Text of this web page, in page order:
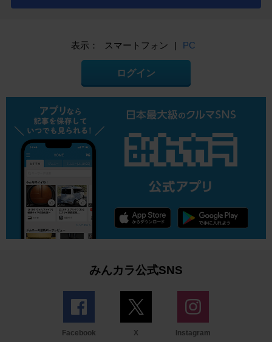
表示： スマートフォン | PC
ログイン
みんカラ公式SNS
Facebook X Instagram